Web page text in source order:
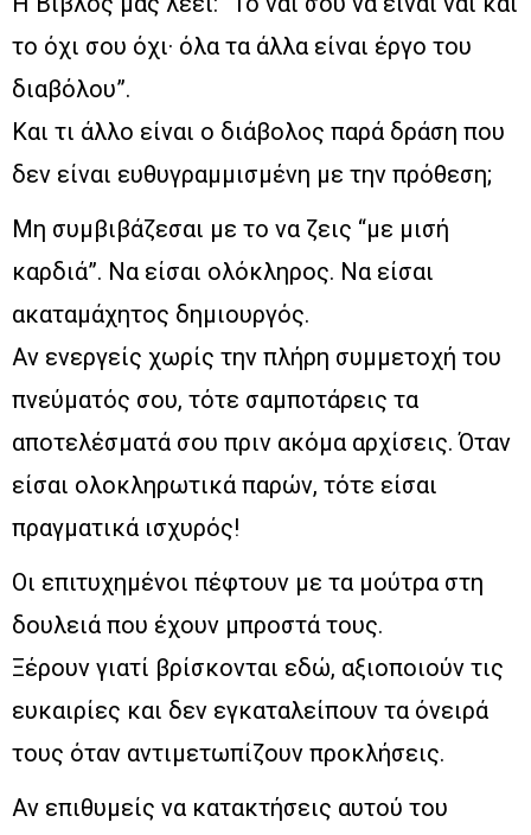
το όχι σου όχι· όλα τα άλλα είναι έργο του
διαβόλου”.
Και τι άλλο είναι ο διάβολος παρά δράση που
δεν είναι ευθυγραμμισμένη με την πρόθεση;
Μη συμβιβάζεσαι με το να ζεις “με μισή
καρδιά”. Να είσαι ολόκληρος. Να είσαι
ακαταμάχητος δημιουργός.
Αν ενεργείς χωρίς την πλήρη συμμετοχή του
πνεύματός σου, τότε σαμποτάρεις τα
αποτελέσματά σου πριν ακόμα αρχίσεις. Όταν
είσαι ολοκληρωτικά παρών, τότε είσαι
πραγματικά ισχυρός!
Οι επιτυχημένοι πέφτουν με τα μούτρα στη
δουλειά που έχουν μπροστά τους.
Ξέρουν γιατί βρίσκονται εδώ, αξιοποιούν τις
ευκαιρίες και δεν εγκαταλείπουν τα όνειρά
τους όταν αντιμετωπίζουν προκλήσεις.
Αν επιθυμείς να κατακτήσεις αυτού του